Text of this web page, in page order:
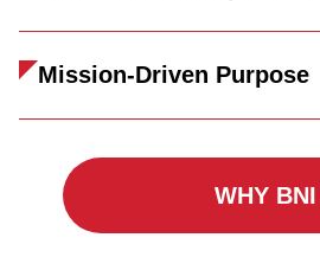
Mission-Driven Purpose
WHY BNI